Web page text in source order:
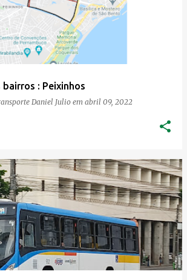
: Peixinhos
Daniel Julio em abril 09, 2022